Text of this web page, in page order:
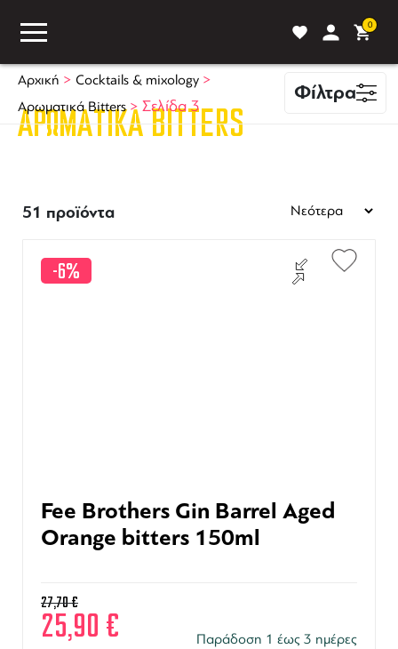
0
Αρχική > Cocktails & mixology >
Αρωματικά Bitters> Σελίδα 3
Φίλτρα
ΑΡΩΜΑΤΙΚΆ BITTERS
51 προϊόντα
-6%
Fee Brothers Gin Barrel Aged
Orange bitters 150ml
27,70€
25,90 € Παράδοση 1 έως 3 ημέρες